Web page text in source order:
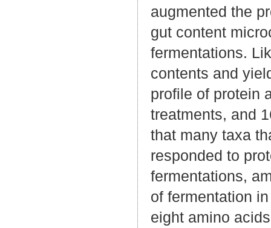
augmented the
gut content
fermentations.
contents and
profile of protein
treatments, and
that many taxa
responded to
fermentations,
of fermentation
eight amino